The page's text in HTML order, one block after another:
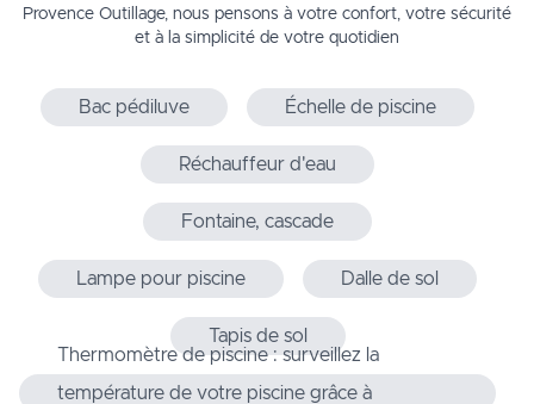
Provence Outillage, nous pensons à votre confort, votre sécurité
et à la simplicité de votre quotidien
Bac pédiluve Échelle de piscine
Réchauffeur d'eau
Fontaine, cascade
Lampe pour piscine Dalle de sol
Tapis de sol
Thermomètre de piscine : surveillez la
température de votre piscine grâce à